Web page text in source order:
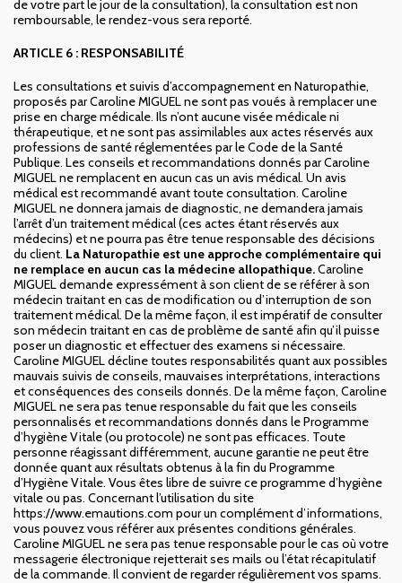
de votre part le jour de la consultation), la consultation est non
remboursable, le rendez-vous sera reporté.
ARTICLE 6 : RESPONSABILITÉ
Les consultations et suivis d’accompagnement en Naturopathie,
proposés par Caroline MIGUEL ne sont pas voués à remplacer une
prise en charge médicale. Ils n’ont aucune visée médicale ni
thérapeutique, et ne sont pas assimilables aux actes réservés aux
professions de santé réglementées par le Code de la Santé
Publique. Les conseils et recommandations donnés par Caroline
MIGUEL ne remplacent en aucun cas un avis médical. Un avis
médical est recommandé avant toute consultation. Caroline
MIGUEL ne donnera jamais de diagnostic, ne demandera jamais
l’arrêt d’un traitement médical (ces actes étant réservés aux
médecins) et ne pourra pas être tenue responsable des décisions
du client. La Naturopathie est une approche complémentaire qui
ne remplace en aucun cas la médecine allopathique.Caroline
MIGUEL demande expressément à son client de se référer à son
médecin traitant en cas de modification ou d’interruption de son
traitement médical. De la même façon, il est impératif de consulter
son médecin traitant en cas de problème de santé afin qu’il puisse
poser un diagnostic et effectuer des examens si nécessaire.
Caroline MIGUEL décline toutes responsabilités quant aux possibles
mauvais suivis de conseils, mauvaises interprétations, interactions
et conséquences des conseils donnés. De la même façon, Caroline
MIGUEL ne sera pas tenue responsable du fait que les conseils
personnalisés et recommandations donnés dans le Programme
d’hygiène Vitale (ou protocole) ne sont pas efficaces. Toute
personne réagissant différemment, aucune garantie ne peut être
donnée quant aux résultats obtenus à la fin du Programme
d’Hygiène Vitale. Vous êtes libre de suivre ce programme d’hygiène
vitale ou pas. Concernant l’utilisation du site
https://www.emautions.com pour un complément d’informations,
vous pouvez vous référer aux présentes conditions générales.
Caroline MIGUEL ne sera pas tenue responsable pour le cas où votre
messagerie électronique rejetterait ses mails ou l’état récapitulatif
de la commande. Il convient de regarder régulièrement vos spams.